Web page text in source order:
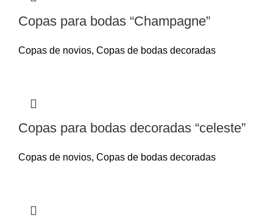
Copas para bodas “Champagne”
Copas de novios, Copas de bodas decoradas
Copas para bodas decoradas “celeste”
Copas de novios, Copas de bodas decoradas